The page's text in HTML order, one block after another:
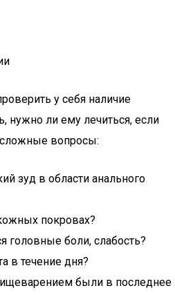
у себя наличие
нужно ли ему лечиться, если
вопросы:
зуд в области анального
покровах?
головные боли, слабость?
в течение дня?
были в последнее